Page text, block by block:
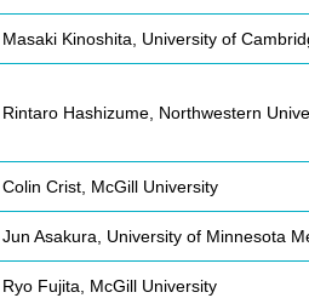
Masaki Kinoshita, University of
Rintaro Hashizume, Northwestern
Colin Crist, McGill University
Jun Asakura, University of Minnesota
Ryo Fujita, McGill University